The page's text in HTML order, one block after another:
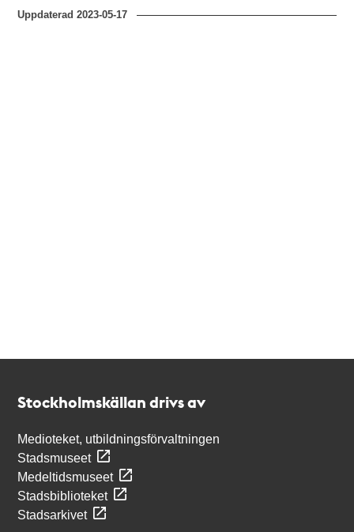
Uppdaterad2023-05-17
Stockholmskällan drivs av
Medioteket, utbildningsförvaltningen
Stadsmuseet
Medeltidsmuseet
Stadsbiblioteket
Stadsarkivet